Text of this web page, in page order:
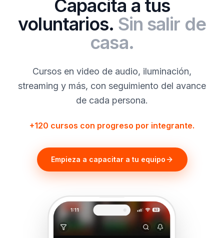
Capacita a tus
voluntarios. Sin salir de
casa.
Cursos en video de audio, iluminación,
streaming y más, con seguimiento del avance
de cada persona.
+120 cursos con progreso por integrante.
Empieza a capacitar a tu equipo